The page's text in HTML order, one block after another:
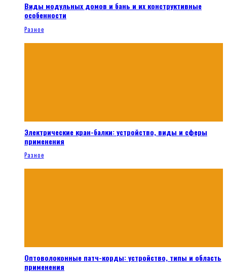
Виды модульных домов и бань и их конструктивные
особенности
Разное
Электрические кран-балки: устройство, виды и сферы
применения
Разное
Оптоволоконные патч-корды: устройство, типы и область
применения